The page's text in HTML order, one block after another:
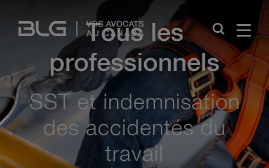
Links
Tous les
professionnels
SST et indemnisation
des accidentés du
travail